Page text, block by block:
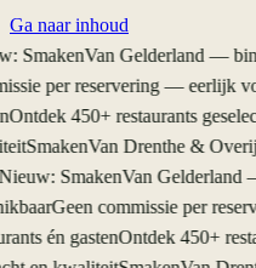
Ga naar inhoud
SmakenVan Gelderland —
per reservering — eerlijk
Ontdek 450+ restaurants
SmakenVan Drenthe &
SmakenVan Gelderland
Geen commissie per
én gastenOntdek 450+